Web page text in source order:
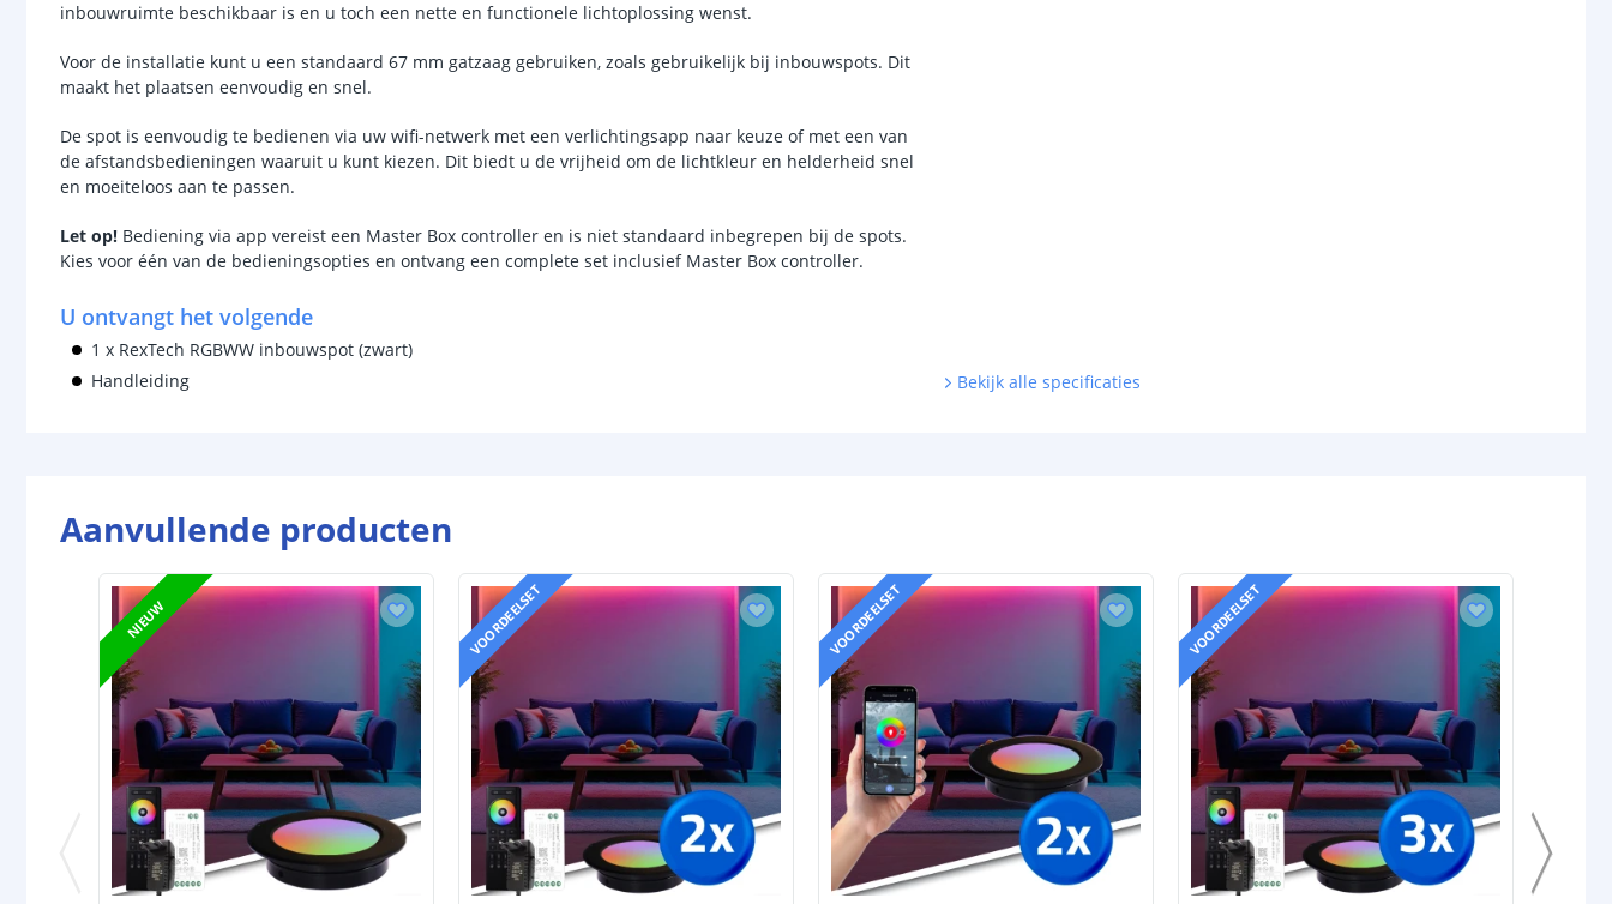
inbouwruimte beschikbaar is en u toch een nette en functionele lichtoplossing wenst.
Voor de installatie kunt u een standaard 67 mm gatzaag gebruiken, zoals gebruikelijk bij inbouwspots. Dit
maakt het plaatsen eenvoudig en snel.
De spot is eenvoudig te bedienen via uw wifi-netwerk met een verlichtingsapp naar keuze of met een van
de afstandsbedieningen waaruit u kunt kiezen. Dit biedt u de vrijheid om de lichtkleur en helderheid snel
en moeiteloos aan te passen.
Let op! Bediening via app vereist een Master Box controller en is niet standaard inbegrepen bij de spots.
Kies voor één van de bedieningsopties en ontvang een complete set inclusief Master Box controller.
U ontvangt het volgende
1 x RexTech RGBWW inbouwspot (zwart)
Handleiding
Bekijk alle specificaties
Aanvullende producten
NIEUW VOORDEELSET VOORDEELSET VOORDEELSET